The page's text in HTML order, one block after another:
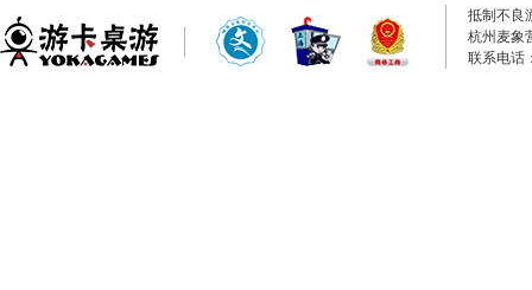
抵制不良
杭州麦象
联系电话